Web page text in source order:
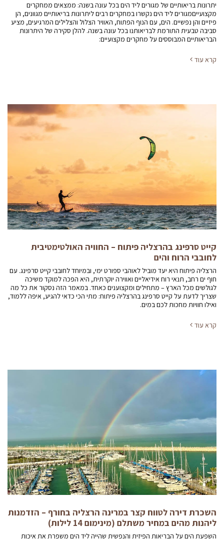
יתרונות בריאותיים של מגורים ליד הים בכל עונה בשנה: ממצאים ממחקרים
מקצועייםמגורים ליד הים נקשרו במחקרים רבים ליתרונות בריאותיים מגוונים, הן
פיזיים והן נפשיים. הים, עם הנוף הפתוח, האוויר הצלול והצלילים המרגיעים, מציע
סביבה טבעית התורמת לבריאותנו בכל עונה בשנה. להלן סקירה של היתרונות
הבריאותיים המבוססים על מחקרים מקצועיים:
קרא עוד
קייט סרפינג בהרצליה פיתוח – החוויה האולטימטיבית
לחובבי הרוח והים
הרצליה פיתוח היא יעד מוביל לאוהבי ספורט ימי, ובמיוחד לחובבי קייט סרפינג. עם
חוף ים רחב, תנאי רוח אידיאליים ואווירה יוקרתית, היא הפכה למוקד משיכה
לגולשים מכל הארץ – מתחילים ומקצוענים כאחד. במאמר הזה נסקור את כל מה
שצריך לדעת על קייט סרפינג בהרצליה פיתוח: מתי הכי כדאי להגיע, איפה ללמוד,
ואילו חוויות מחכות לכם במים.
קרא עוד
השכרת דירה לטווח קצר במרינה הרצליה בחורף – הזדמנות
ליהנות מהים במחיר משתלם (מינימום 14 לילות)
השפעת הים על הבריאות הפיזית והנפשית שהייה ליד הים משפרת את איכות